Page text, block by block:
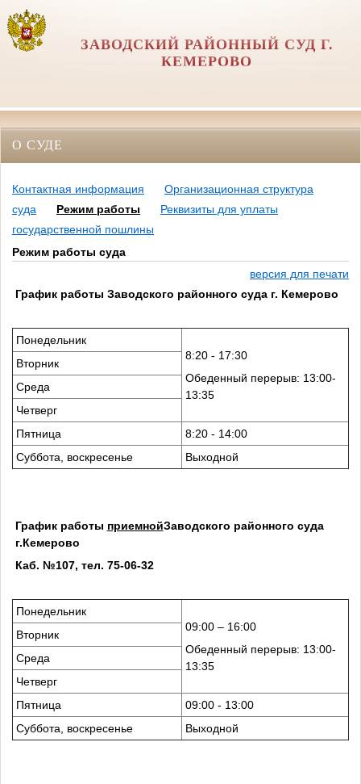
ЗАВОДСКИЙ РАЙОННЫЙ СУД Г.
КЕМЕРОВО
О СУДЕ
Контактная информация
Организационная структура
суда
Режим работы
Реквизиты для уплаты
государственной пошлины
Режим работы суда
версия для печати
График работы Заводского районного суда г. Кемерово
Понедельник
8:20 - 17:30
Обеденный перерыв: 13:00-
13:35
Вторник
Среда
Четверг
Пятница
8:20 - 14:00
Суббота, воскресенье
Выходной
График работы приемнойЗаводского районного суда
г.Кемерово
Каб. №107, тел. 75-06-32
Понедельник
09:00 – 16:00
Обеденный перерыв: 13:00-
13:35
Вторник
Среда
Четверг
Пятница
09:00 - 13:00
Суббота, воскресенье
Выходной